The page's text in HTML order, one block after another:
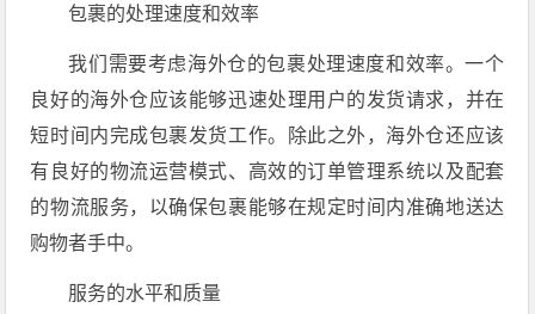
包裹的处理速度和效率
我们需要考虑海外仓的包裹处理速度和效率。一个
良好的海外仓应该能够迅速处理用户的发货请求，并在
短时间内完成包裹发货工作。除此之外，海外仓还应该
有良好的物流运营模式、高效的订单管理系统以及配套
的物流服务，以确保包裹能够在规定时间内准确地送达
购物者手中。
服务的水平和质量